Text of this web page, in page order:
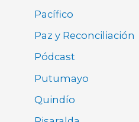
Pacífico
Paz y Reconciliación
Pódcast
Putumayo
Quindío